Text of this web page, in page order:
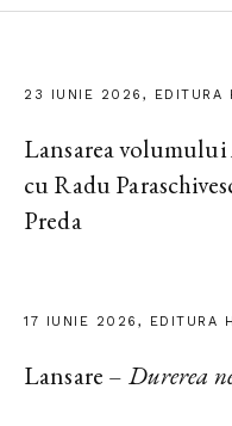
23 IUNIE 2026, EDITURA
Lansarea volumului
cu Radu
Preda
17 IUNIE 2026, EDITURA
Lansare – Durerea